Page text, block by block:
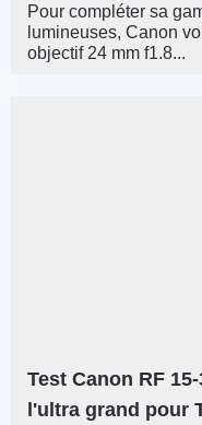
Pour compléter sa
lumineuses, Canon
objectif 24 mm f1.8...
Test Canon RF
l'ultra grand pour